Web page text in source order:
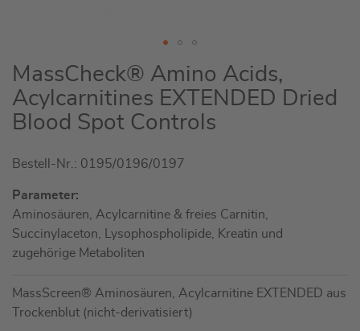
Zum
Anfang
der
Bildgalerie
MassCheck® Amino Acids,
Acylcarnitines EXTENDED Dried
Blood Spot Controls
Bestell-Nr.: 0195/0196/0197
Parameter:
Aminosäuren, Acylcarnitine & freies Carnitin,
Succinylaceton, Lysophospholipide, Kreatin und
zugehörige Metaboliten
MassScreen® Aminosäuren, Acylcarnitine EXTENDED aus
Trockenblut (nicht-derivatisiert)